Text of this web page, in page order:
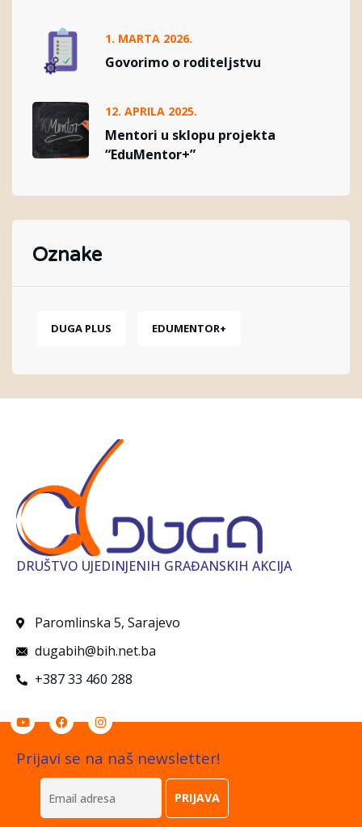
1. MARTA 2026.
Govorimo o roditeljstvu
12. APRILA 2025.
Mentori u sklopu projekta
“EduMentor+”
Oznake
DUGA PLUS EDUMENTOR+
DRUŠTVO UJEDINJENIH GRAĐANSKIH AKCIJA
Paromlinska 5, Sarajevo
dugabih@bih.net.ba
+387 33 460 288
Prijavi se na naš newsletter!